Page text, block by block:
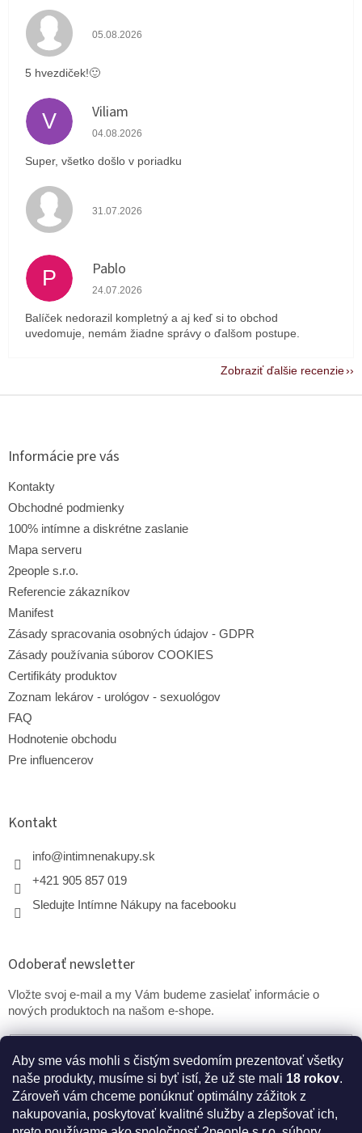
Aby sme vás mohli s čistým svedomím prezentovať všetky
naše produkty, musíme si byť istí, že už ste mali 18 rokov.
Zároveň vám chceme ponúknuť optimálny zážitok z
nakupovania, poskytovať kvalitné služby a zlepšovať ich,
Hodnotenie obchodu je 5 z 5 hviezdičiek.
05.08.2026
5 hvezdiček!🙂
V Viliam
Hodnotenie obchodu je 5 z 5 hviezdičiek.
04.08.2026
Super, všetko došlo v poriadku
Hodnotenie obchodu je 4 z 5 hviezdičiek.
31.07.2026
P Pablo
Hodnotenie obchodu je 1 z 5 hviezdičiek.
24.07.2026
Balíček nedorazil kompletný a aj keď si to obchod
uvedomuje, nemám žiadne správy o ďalšom postupe.
Zobraziť ďalšie recenzie
Z
Informácie pre vás
Kontakty
Obchodné podmienky
100% intímne a diskrétne zaslanie
Mapa serveru
2people s.r.o.
Referencie zákazníkov
Manifest
Zásady spracovania osobných údajov - GDPR
Zásady používania súborov COOKIES
Certifikáty produktov
Zoznam lekárov - urológov - sexuológov
FAQ
Hodnotenie obchodu
Pre influencerov
Kontakt
info@intimnenakupy.sk
+421 905 857 019
Sledujte Intímne Nákupy na facebooku
Odoberať newsletter
Vložte svoj e-mail a my Vám budeme zasielať informácie o
nových produktoch na našom e-shope.
PRIHLÁSIŤ SA